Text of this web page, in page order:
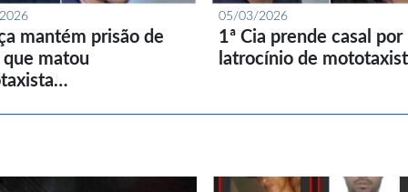
mantém prisão de
que matou
05/03/2026
1ª Cia prende casal por
latrocínio de